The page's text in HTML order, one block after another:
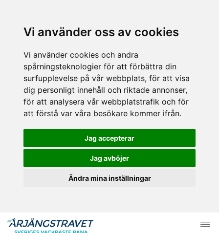
Vi använder oss av cookies
Vi använder cookies och andra
spårningsteknologier för att förbättra din
surfupplevelse på vår webbplats, för att visa
dig personligt innehåll och riktade annonser,
för att analysera vår webbplatstrafik och för
att förstå var våra besökare kommer ifrån.
Jag accepterar
Jag avböjer
Ändra mina inställningar